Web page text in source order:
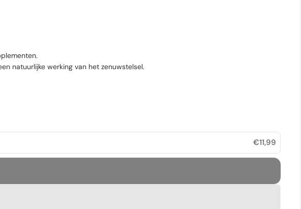
natuurlijke werking van het zenuwstelsel.
€11,99